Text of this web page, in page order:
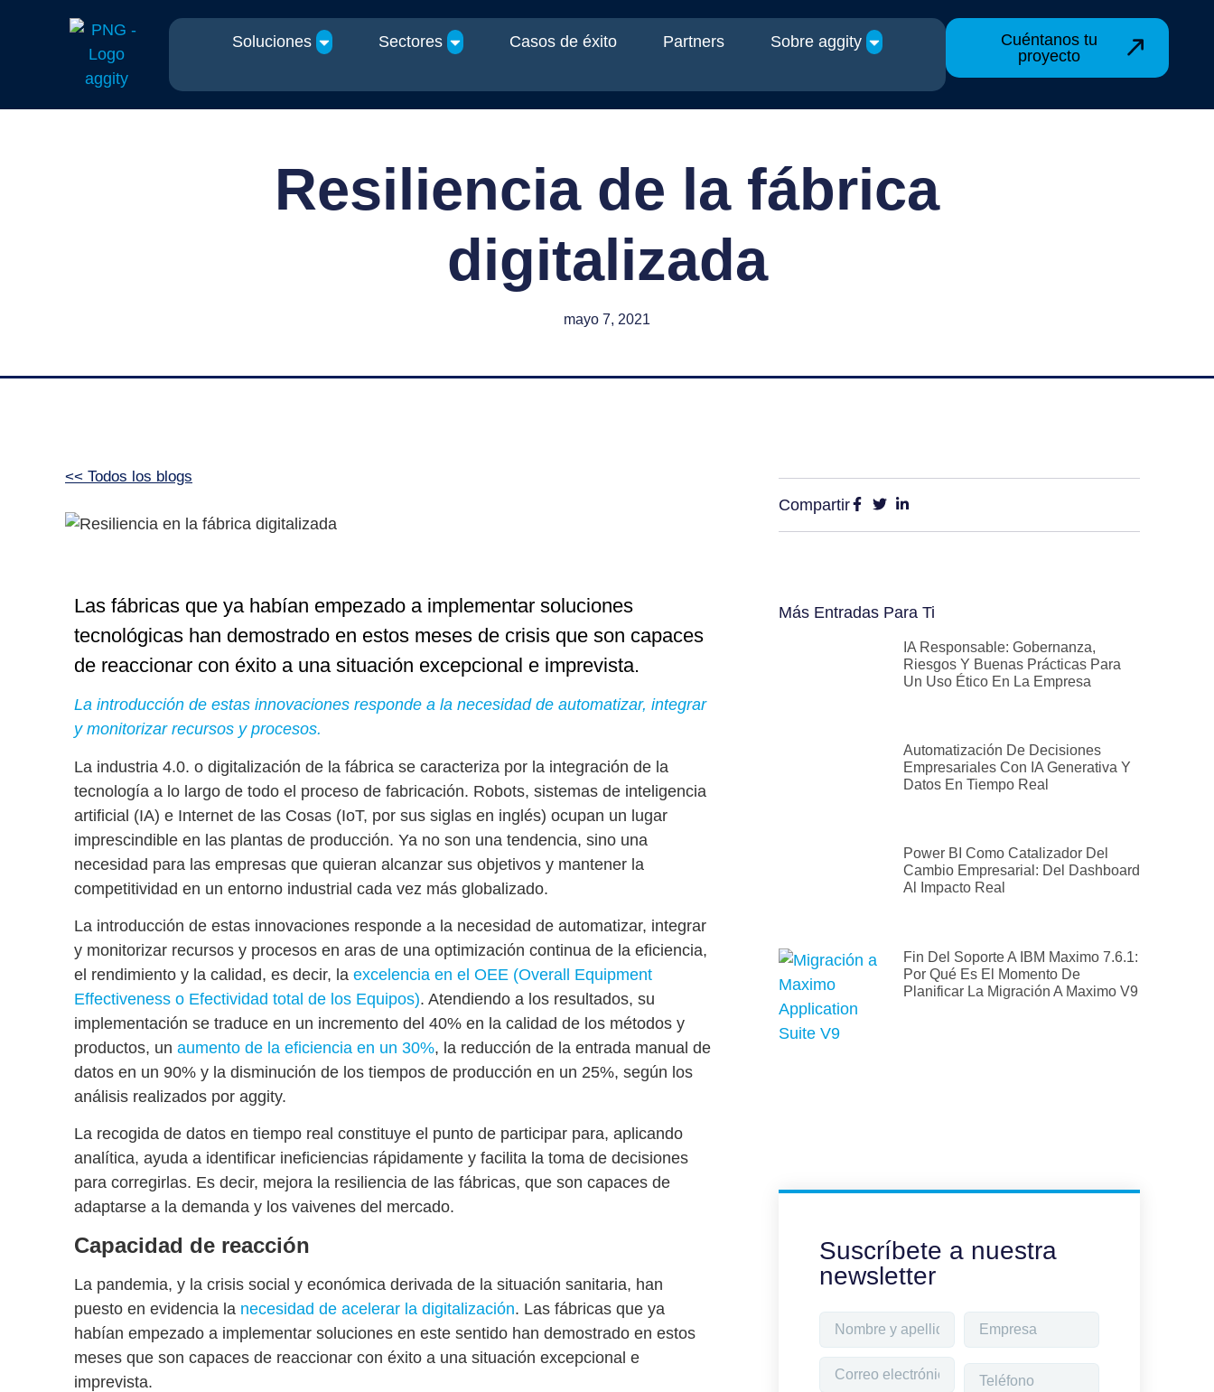
Soluciones Sectores Casos de éxito Partners Sobre aggity
Cuéntanos tu
proyecto
Resiliencia de la fábrica
digitalizada
mayo 7, 2021
<< Todos los blogs
Las fábricas que ya habían empezado a implementar soluciones
tecnológicas han demostrado en estos meses de crisis que son capaces
de reaccionar con éxito a una situación excepcional e imprevista.
La introducción de estas innovaciones responde a la necesidad de automatizar, integrar
y monitorizar recursos y procesos.
La industria 4.0. o digitalización de la fábrica se caracteriza por la integración de la
tecnología a lo largo de todo el proceso de fabricación. Robots, sistemas de inteligencia
artificial (IA) e Internet de las Cosas (IoT, por sus siglas en inglés) ocupan un lugar
imprescindible en las plantas de producción. Ya no son una tendencia, sino una
necesidad para las empresas que quieran alcanzar sus objetivos y mantener la
competitividad en un entorno industrial cada vez más globalizado.
La introducción de estas innovaciones responde a la necesidad de automatizar, integrar
y monitorizar recursos y procesos en aras de una optimización continua de la eficiencia,
el rendimiento y la calidad, es decir, la excelencia en el OEE (Overall Equipment
Effectiveness o Efectividad total de los Equipos). Atendiendo a los resultados, su
implementación se traduce en un incremento del 40% en la calidad de los métodos y
productos, un aumento de la eficiencia en un 30%, la reducción de la entrada manual de
datos en un 90% y la disminución de los tiempos de producción en un 25%, según los
análisis realizados por aggity.
La recogida de datos en tiempo real constituye el punto de participar para, aplicando
analítica, ayuda a identificar ineficiencias rápidamente y facilita la toma de decisiones
para corregirlas. Es decir, mejora la resiliencia de las fábricas, que son capaces de
adaptarse a la demanda y los vaivenes del mercado.
Capacidad de reacción
La pandemia, y la crisis social y económica derivada de la situación sanitaria, han
puesto en evidencia la necesidad de acelerar la digitalización. Las fábricas que ya
habían empezado a implementar soluciones en este sentido han demostrado en estos
meses que son capaces de reaccionar con éxito a una situación excepcional e
imprevista.
Compartir
Más Entradas Para Ti
IA Responsable: Gobernanza,
Riesgos Y Buenas Prácticas Para
Un Uso Ético En La Empresa
Automatización De Decisiones
Empresariales Con IA Generativa Y
Datos En Tiempo Real
Power BI Como Catalizador Del
Cambio Empresarial: Del Dashboard
Al Impacto Real
Fin Del Soporte A IBM Maximo 7.6.1:
Por Qué Es El Momento De
Planificar La Migración A Maximo V9
Suscríbete a nuestra
newsletter